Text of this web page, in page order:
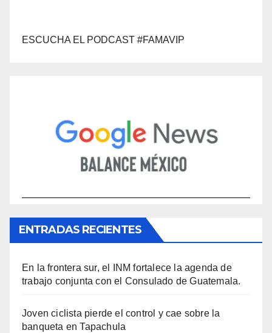
ESCUCHA EL PODCAST #FAMAVIP
ENTRADAS RECIENTES
En la frontera sur, el INM fortalece la agenda de
trabajo conjunta con el Consulado de Guatemala.
Joven ciclista pierde el control y cae sobre la
banqueta en Tapachula